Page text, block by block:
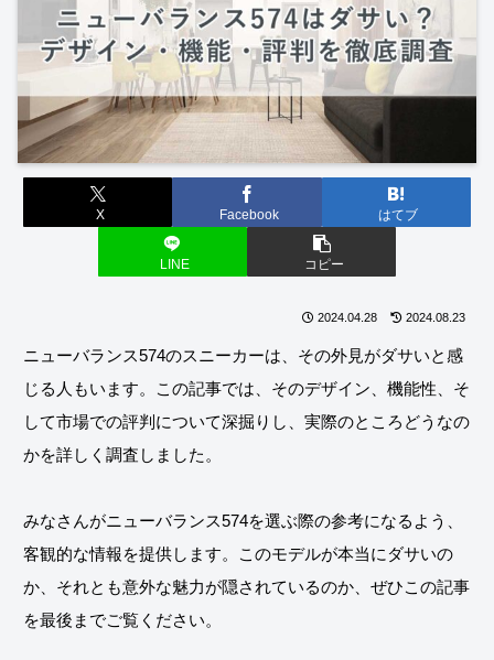
X Facebook はてブ
LINE コピー
2024.04.28 2024.08.23
ニューバランス574のスニーカーは、その外見がダサいと感
じる人もいます。この記事では、そのデザイン、機能性、そ
して市場での評判について深掘りし、実際のところどうなの
かを詳しく調査しました。
みなさんがニューバランス574を選ぶ際の参考になるよう、
客観的な情報を提供します。このモデルが本当にダサいの
か、それとも意外な魅力が隠されているのか、ぜひこの記事
を最後までご覧ください。